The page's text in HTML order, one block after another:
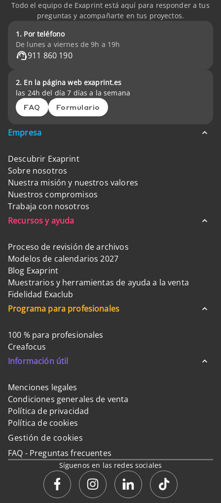
Todo el equipo de Exaprint está aquí para responder a tus
preguntas y acompañarte en tus proyectos.
1. Por teléfono
De lunes a viernes de 9h a 19h
911 860 190
2. En la página web exaprint.es
las 24h del día 7 días a la semana
FAQ Formulario
Empresa
Descubrir Exaprint
Sobre nosotros
Nuestra misión y nuestros valores
Nuestros compromisos
Trabaja con nosotros
Recursos y ayuda
Proceso de revisión de archivos
Modelos de calendarios 2027
Blog Exaprint
Muestrarios y herramientas de ayuda a la venta
Fidelidad Exaclub
Programa para profesionales
100 % para profesionales
Creafocus
Información útil
Menciones legales
Condiciones generales de venta
Política de privacidad
Política de cookies
Gestión de cookies
FAQ - Preguntas frecuentes
Síguenos en las redes sociales